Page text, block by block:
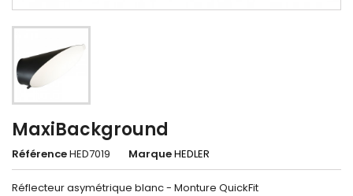
MaxiBackground
RéférenceHED7019 MarqueHEDLER
Réflecteur asymétrique blanc - Monture QuickFit